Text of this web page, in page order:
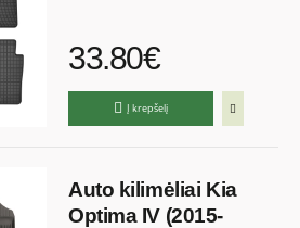
33.80€
Į krepšelį
Auto kilimėliai Kia
Optima IV (2015-